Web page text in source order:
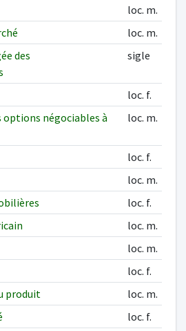
loc. m.
loc. m.
des
sigle
loc. f.
options négociables à
loc. m.
loc. f.
loc. m.
loc. f.
loc. m.
loc. m.
loc. f.
produit
loc. m.
loc. f.